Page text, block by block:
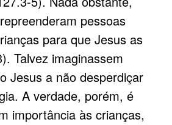
pessoas
para que Jesus as
Talvez imaginassem
Jesus a não desperdiçar
A verdade, porém, é
importância às crianças,